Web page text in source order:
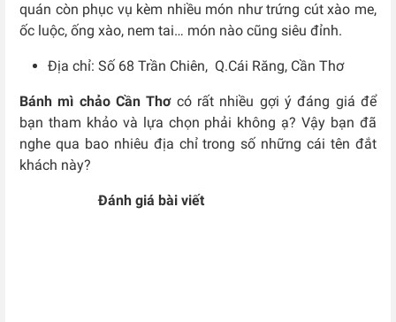
quán còn phục vụ kèm nhiều món như trứng cút xào me,
ốc luộc, ống xào, nem tai… món nào cũng siêu đỉnh.
Địa chỉ: Số 68 Trần Chiên, Q.Cái Răng, Cần Thơ
Bánh mì chảo Cần Thơcó rất nhiều gợi ý đáng giá để
bạn tham khảo và lựa chọn phải không ạ? Vậy bạn đã
nghe qua bao nhiêu địa chỉ trong số những cái tên đắt
khách này?
Đánh giá bài viết